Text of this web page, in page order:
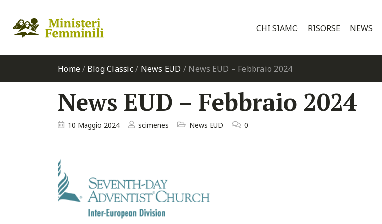
CHI SIAMO RISORSE NEWS
Home/ Blog Classic/ News EUD / News EUD – Febbraio 2024
News EUD – Febbraio 2024
10 Maggio 2024 scimenes News EUD 0